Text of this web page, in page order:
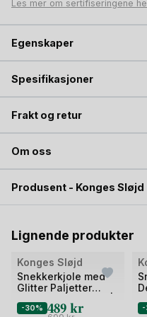
Les mer om sertifiseringene
Egenskaper
Spesifikasjoner
Frakt og retur
Om oss
Produsent - Konges Sløjd
Lignende produkter
Bilde
av
Konges Sløjd
Snekkerkjole med
Glitter Paljetter
Nola Sequin
-30% 489 kr
av
2 -